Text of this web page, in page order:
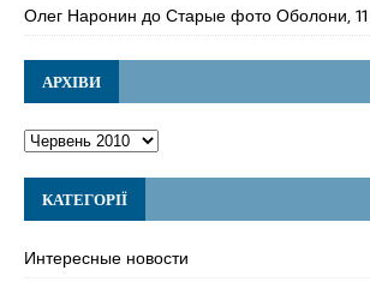
Олег Наронин доСтарые фото Оболони,
АРХІВИ
КАТЕГОРІЇ
Интересные новости